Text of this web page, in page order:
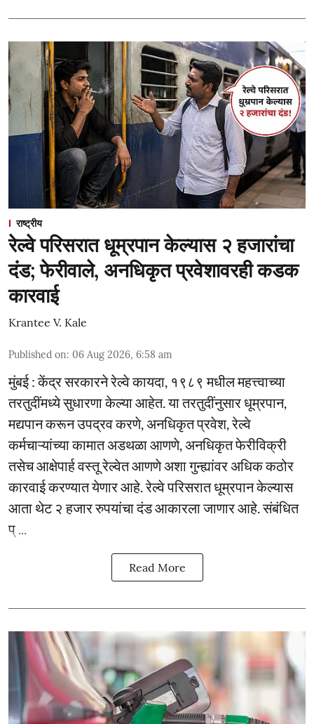
राष्ट्रीय
रेल्वे परिसरात धूम्रपान केल्यास २ हजारांचा
दंड; फेरीवाले, अनधिकृत प्रवेशावरही कडक
कारवाई
Krantee V. Kale
Published on: 06 Aug 2026, 6:58 am
मुंबई : केंद्र सरकारने रेल्वे कायदा, १९८९ मधील महत्त्वाच्या
तरतुदींमध्ये सुधारणा केल्या आहेत. या तरतुदींनुसार धूम्रपान,
मद्यपान करून उपद्रव करणे, अनधिकृत प्रवेश, रेल्वे
कर्मचाऱ्यांच्या कामात अडथळा आणणे, अनधिकृत फेरीविक्री
तसेच आक्षेपार्ह वस्तू रेल्वेत आणणे अशा गुन्ह्यांवर अधिक कठोर
कारवाई करण्यात येणार आहे. रेल्वे परिसरात धूम्रपान केल्यास
आता थेट २ हजार रुपयांचा दंड आकारला जाणार आहे. संबंधित
प् ...
Read More